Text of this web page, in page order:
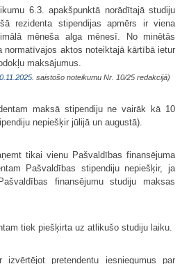
6.3. apakšpunktā norādītajā studiju
rezidenta stipendijas apmērs ir viena
mēneša alga mēnesī. No minētās
normatīvajos aktos noteiktajā kārtībā ietur
maksājumus.
saistošo noteikumu Nr. 10/25 redakcijā)
maksā stipendiju ne vairāk kā 10
nepiešķir jūlijā un augustā).
tikai vienu Pašvaldības finansējuma
Pašvaldības stipendiju nepiešķir, ja
finansējumu studiju maksas
tiek piešķirta uz atlikušo studiju laiku.
izvērtējot pretendentu iesniegumus par